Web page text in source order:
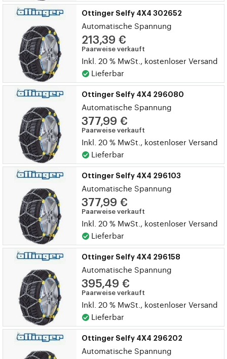
Ottinger Selfy 4X4 302652
Automatische Spannung
213,39 €
Paarweise verkauft
Inkl. 20 % MwSt., kostenloser Versand
Lieferbar
Ottinger Selfy 4X4 296080
Automatische Spannung
377,99 €
Paarweise verkauft
Inkl. 20 % MwSt., kostenloser Versand
Lieferbar
Ottinger Selfy 4X4 296103
Automatische Spannung
377,99 €
Paarweise verkauft
Inkl. 20 % MwSt., kostenloser Versand
Lieferbar
Ottinger Selfy 4X4 296158
Automatische Spannung
395,49 €
Paarweise verkauft
Inkl. 20 % MwSt., kostenloser Versand
Lieferbar
Ottinger Selfy 4X4 296202
Automatische Spannung